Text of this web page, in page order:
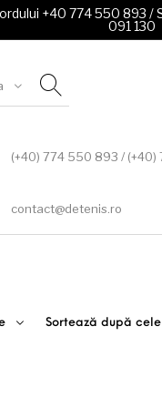
+40 774 550 893 /
091 130
(+40) 774 550 893 / (+40)
contact@detenis.ro
Sortează după